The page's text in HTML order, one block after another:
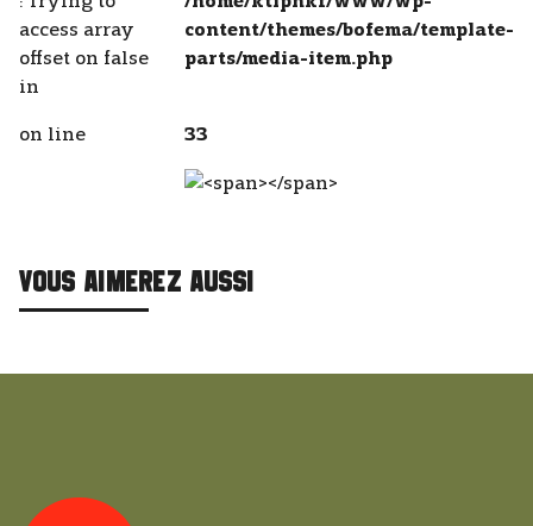
access array
offset on false
in
content/themes/bofema/template-
parts/media-item.php
on line 33
VOUS AIMEREZ AUSSI